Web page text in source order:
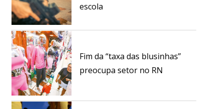
escola
Fim da “taxa das blusinhas”
preocupa setor no RN